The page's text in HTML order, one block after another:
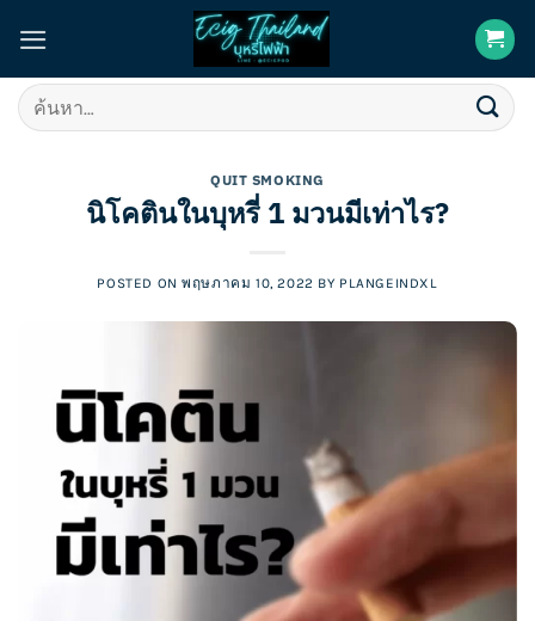
content
ค้นหา:
QUIT SMOKING
นิโคตินในบุหรี่ 1 มวนมีเท่าไร?
POSTED ONพฤษภาคม 10, 2022 BY PLANGEINDXL